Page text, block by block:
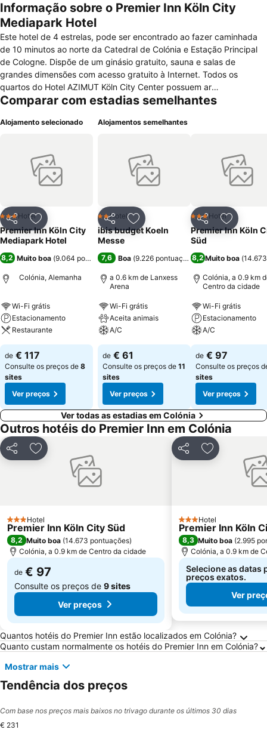
Informação sobre o Premier Inn Köln City
Mediapark Hotel
Este hotel de 4 estrelas, pode ser encontrado ao fazer caminhada
de 10 minutos ao norte da Catedral de Colónia e Estação Principal
de Cologne. Dispõe de um ginásio gratuito, sauna e salas de
grandes dimensões com acesso gratuito à Internet. Todos os
quartos do Hotel AZIMUT Köln City Center possuem ar
condicionado, TV satélite, acesso Wi-Fi e acesso gratuito à Internet
Center. O bar do hotel também oferece acesso Wi-Fi gratuito.O Köln
do Azimut. O hotel está apenas a 1 paragem de comboio a partir da
principal estação ferroviária, e a 2 paragens da Exposição
Kölnmesse Centro.Os lugares para estacionamento privado estão
Comparar com estadias semelhantes
Alojamento selecionado
PartilharAdicionar aos favoritos
3 Estrelas
Hotel
Premier Inn Köln City
Mediapark Hotel
8,2 Muito boa (9.064 pontuações )
Colónia, Alemanha
Wi-Fi grátis
Estacionamento
Restaurante
de € 117
Consulte os preços de 8
sites
Ver preços
Alojamentos semelhantes
PartilharAdicionar aos favoritos
2 Estrelas
Hotel
ibis budget Koeln
Messe
7,6 Boa (9.226 pontuações)
a 0.6 km de Lanxess
Arena
Wi-Fi grátis
Aceita animais
A/C
de € 61
Consulte os preços de 11
sites
Ver preços
Partilhar
3 Estrelas
Hotel
Premier Inn Köln
Süd
8,2 Muito boa (
Colónia, a 0.9 km
Centro da cidade
Wi-Fi grátis
Estacionamento
A/C
de € 97
Consulte os preços
sites
Ver preços
Ver todas as estadias em Colónia
Outros hotéis do Premier Inn em Colónia
PartilharAdicionar aos favoritos
3 Estrelas
Hotel
Premier Inn Köln City Süd
8,2 Muito boa (14.673 pontuações)
Colónia, a 0.9 km de Centro da cidade
de € 97
Consulte os preços de 9 sites
Ver preços
PartilharAdicionar
3 Estrelas
Hotel
Premier Inn Köln
8,3 Muito boa (2.995
Colónia, a 0.9 km de
Selecione as datas
preços exatos.
Ver
Perguntas Frequentes sobre Colónia
Quantos hotéis do Premier Inn estão localizados em Colónia?
Quanto custam normalmente os hotéis do Premier Inn em Colónia?
Mostrar mais
Tendência dos preços
Com base nos preços mais baixos no trivago durante os últimos 30 dias
€ 231